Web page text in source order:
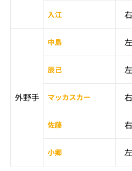
入江 右
外野手
中島 左
辰己 左
マッカスカー 右
佐藤 右
小郷 左